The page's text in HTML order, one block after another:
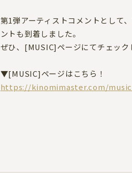
第1弾アーティストコメントとして
ントも到着しました。
ぜひ、[MUSIC]ページにてチェック
▼[MUSIC]ページはこちら！
https://kinomimaster.com/